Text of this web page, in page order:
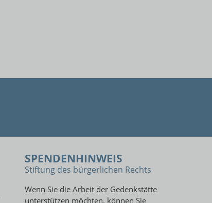
SPENDENHINWEIS
Stiftung des bürgerlichen Rechts
Wenn Sie die Arbeit der Gedenkstätte
unterstützen möchten, können Sie